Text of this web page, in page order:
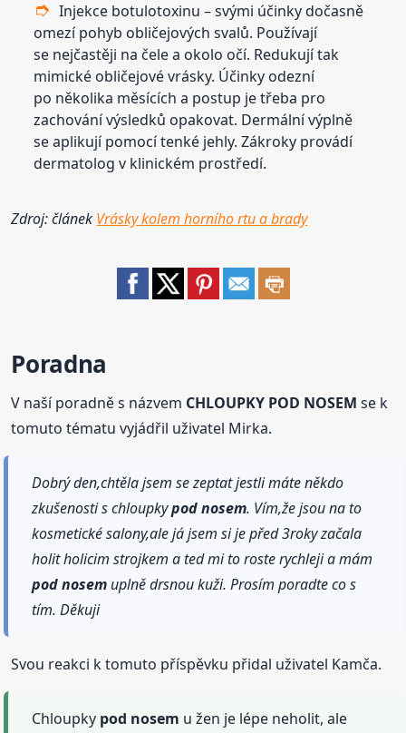
Injekce botulotoxinu – svými účinky dočasně
omezí pohyb obličejových svalů. Používají
se nejčastěji na čele a okolo očí. Redukují tak
mimické obličejové vrásky. Účinky odezní
po několika měsících a postup je třeba pro
zachování výsledků opakovat. Dermální výplně
se aplikují pomocí tenké jehly. Zákroky provádí
dermatolog v klinickém prostředí.
Zdroj: článek Vrásky kolem horního rtu a brady
Poradna
V naší poradně s názvem CHLOUPKY POD NOSEM se k
tomuto tématu vyjádřil uživatel Mirka.
Dobrý den,chtěla jsem se zeptat jestli máte někdo
zkušenosti s chloupkypod nosem. Vím,že jsou na to
kosmetické salony,ale já jsem si je před 3roky začala
holit holicim strojkem a ted mi to roste rychleji a mám
pod nosem uplně drsnou kuži. Prosím poradte co s
tím. Děkuji
Svou reakci k tomuto příspěvku přidal uživatel Kamča.
Chloupky pod nosem u žen je lépe neholit, ale